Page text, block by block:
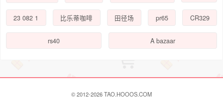
23 082 1 比乐蒂咖啡 田径场 pr65 CR329
rs40 A bazaar
© 2012-2026 TAO.HOOOS.COM